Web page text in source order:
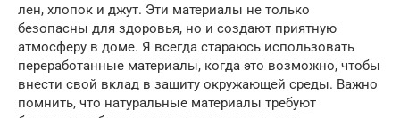
лен, хлопок и джут. Эти материалы не только
безопасны для здоровья, но и создают приятную
атмосферу в доме. Я всегда стараюсь использовать
переработанные материалы, когда это возможно, чтобы
внести свой вклад в защиту окружающей среды. Важно
помнить, что натуральные материалы требуют